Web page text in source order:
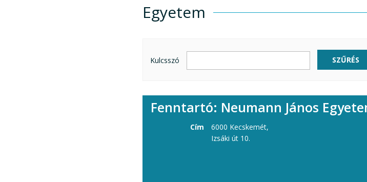
Egyetem
Egyetem
Kulcsszó SZŰRÉS
Fenntartó: Neumann János
Cím
6000 Kecskemét,
Izsáki út 10.